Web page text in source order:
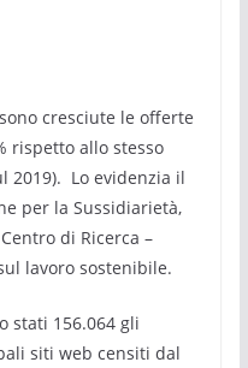
cresciute le offerte
rispetto allo stesso
2019). Lo evidenzia il
per la Sussidiarietà,
di Ricerca –
lavoro sostenibile.
stati 156.064 gli
siti web censiti dal